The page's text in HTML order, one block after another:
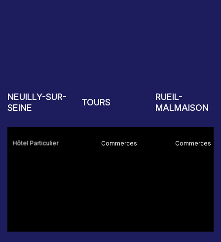
NEUILLY-SUR-
SEINE
Hôtel Particulier
TOURS
Commerces
RUEIL-
MALMAISON
Commerces